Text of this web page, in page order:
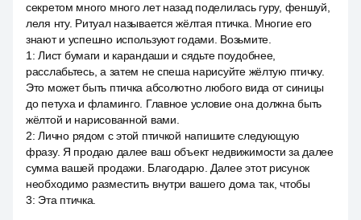
секретом много много лет назад поделилась гуру, феншуй,
леля нту. Ритуал называется жёлтая птичка. Многие его
знают и успешно используют годами. Возьмите.
1 :Лист бумаги и карандаши и сядьте поудобнее,
расслабьтесь, а затем не спеша нарисуйте жёлтую птичку.
Это может быть птичка абсолютно любого вида от синицы
до петуха и фламинго. Главное условие она должна быть
жёлтой и нарисованной вами.
2:Лично рядом с этой птичкой напишите следующую
фразу. Я продаю далее ваш объект недвижимости за далее
сумма вашей продажи. Благодарю. Далее этот рисунок
необходимо разместить внутри вашего дома так, чтобы
3: Эта птичка.